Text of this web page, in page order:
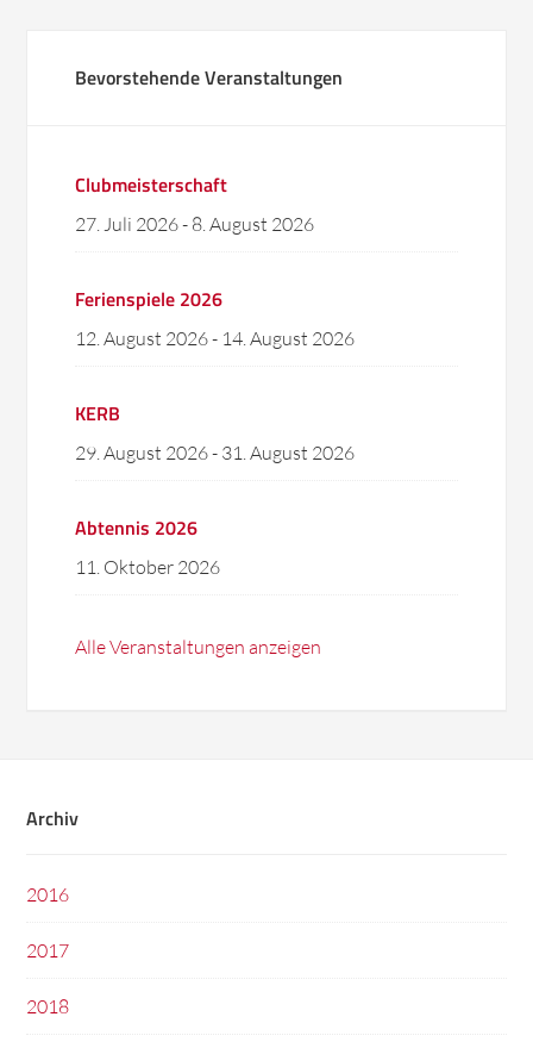
Bevorstehende Veranstaltungen
Clubmeisterschaft
27. Juli 2026- 8. August 2026
Ferienspiele 2026
12. August 2026- 14. August 2026
KERB
29. August 2026- 31. August 2026
Abtennis 2026
11. Oktober 2026
Alle Veranstaltungen anzeigen
Archiv
2016
2017
2018